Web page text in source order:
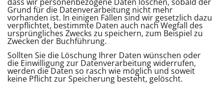
Grund für die Datenverarbeitung nicht mehr
vorhanden ist. In einigen Fällen sind wir gesetzlich dazu
verpflichtet, bestimmte Daten auch nach Wegfall des
ursprüngliches Zwecks zu speichern, zum Beispiel zu
Zwecken der Buchführung.
Sollten Sie die Löschung Ihrer Daten wünschen oder
die Einwilligung zur Datenverarbeitung widerrufen,
werden die Daten so rasch wie möglich und soweit
keine Pflicht zur Speicherung besteht, gelöscht.